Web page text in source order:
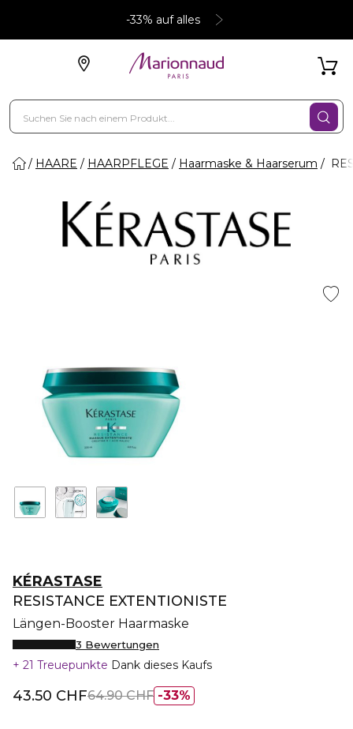
-33% auf alles
HAARE HAARPFLEGE Haarmaske & Haarserum
KÉRASTASE
RESISTANCE EXTENTIONISTE
Längen-Booster Haarmaske
3 Bewertungen
21 Treuepunkte Dank dieses Kaufs
33%
43.50 CHF64.90 CHF